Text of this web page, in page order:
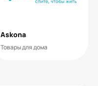
Askona
Товары для дома